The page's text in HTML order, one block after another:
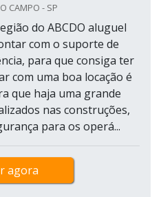
CAMPO - SP
do ABCDO aluguel
com o suporte de
para que consiga ter
com uma boa locação é
que haja uma grande
nas construções,
para os operá...
agora